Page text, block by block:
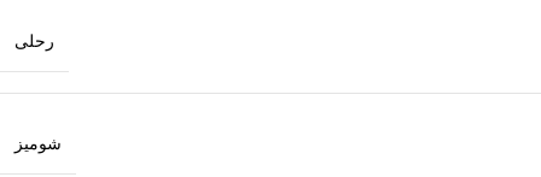
رحلی
شومیز